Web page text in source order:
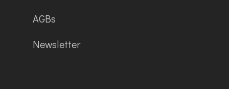
AGBs
Newsletter